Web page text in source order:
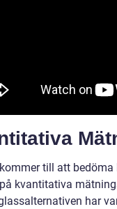
till att
kvantitativa
har